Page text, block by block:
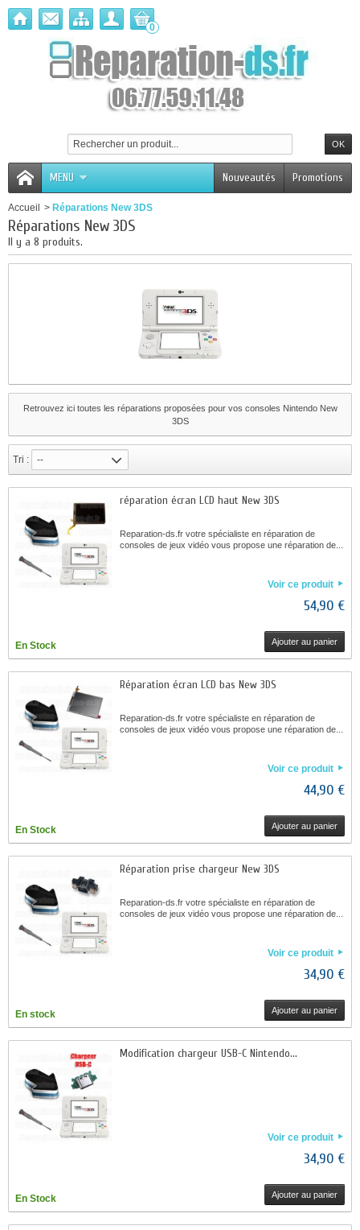
0
MENU Promotions
Nouveautés
Accueil > Réparations New 3DS
Réparations New 3DS
Il y a 8 produits.
Retrouvez ici toutes les réparations proposées pour vos consoles Nintendo New
3DS
Tri : --
réparation écran LCD haut New 3DS
Reparation-ds.fr votre spécialiste en réparation de
consoles de jeux vidéo vous propose une réparation de...
Voir ce produit
54,90 €
En Stock Ajouter au panier
Réparation écran LCD bas New 3DS
Reparation-ds.fr votre spécialiste en réparation de
consoles de jeux vidéo vous propose une réparation de...
Voir ce produit
44,90 €
En Stock Ajouter au panier
Réparation prise chargeur New 3DS
Reparation-ds.fr votre spécialiste en réparation de
consoles de jeux vidéo vous propose une réparation de...
Voir ce produit
34,90 €
En stock Ajouter au panier
Modification chargeur USB-C Nintendo...
Voir ce produit
34,90 €
En Stock Ajouter au panier